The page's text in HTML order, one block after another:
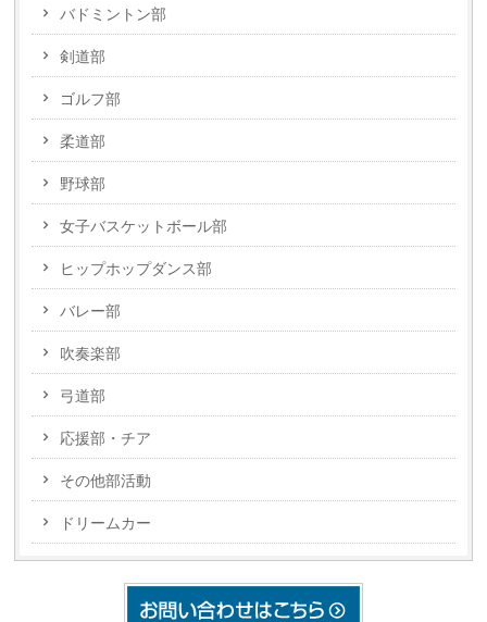
バドミントン部
剣道部
ゴルフ部
柔道部
野球部
女子バスケットボール部
ヒップホップダンス部
バレー部
吹奏楽部
弓道部
応援部・チア
その他部活動
ドリームカー